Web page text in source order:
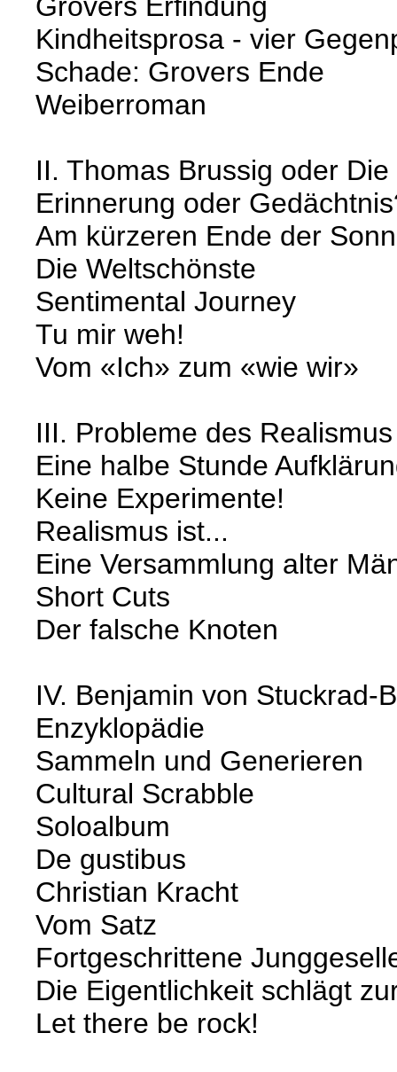
Kindheitsprosa - vier
Schade: Grovers Ende
Weiberroman
II. Thomas Brussig oder
Erinnerung oder
Am kürzeren Ende der
Die Weltschönste
Sentimental Journey
Tu mir weh!
Vom «Ich» zum «wie wir»
III. Probleme des Realismus
Eine halbe Stunde
Keine Experimente!
Realismus ist...
Eine Versammlung alter
Short Cuts
Der falsche Knoten
IV. Benjamin von Stuckrad-
Enzyklopädie
Sammeln und Generieren
Cultural Scrabble
Soloalbum
De gustibus
Christian Kracht
Vom Satz
Fortgeschrittene
Die Eigentlichkeit schlägt
Let there be rock!